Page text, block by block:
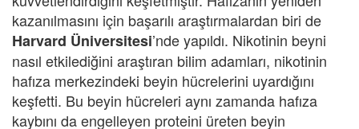
kazanılmasını için başarılı araştırmalardan biri de
Harvard Üniversitesi’nde yapıldı. Nikotinin beyni
nasıl etkilediğini araştıran bilim adamları, nikotinin
hafıza merkezindeki beyin hücrelerini uyardığını
keşfetti. Bu beyin hücreleri aynı zamanda hafıza
kaybını da engelleyen proteini üreten beyin